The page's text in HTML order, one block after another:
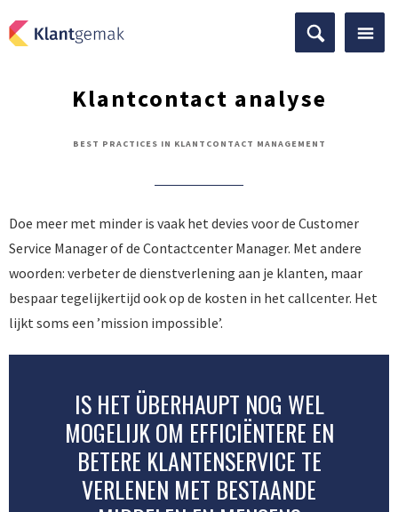
Klantcontact analyse
BEST PRACTICES IN KLANTCONTACT MANAGEMENT
Doe meer met minder is vaak het devies voor de Customer
Service Manager of de Contactcenter Manager. Met andere
woorden: verbeter de dienstverlening aan je klanten, maar
bespaar tegelijkertijd ook op de kosten in het callcenter. Het
lijkt soms een ’mission impossible’.
IS HET ÜBERHAUPT NOG WEL
MOGELIJK OM EFFICIËNTERE EN
BETERE KLANTENSERVICE TE
VERLENEN MET BESTAANDE